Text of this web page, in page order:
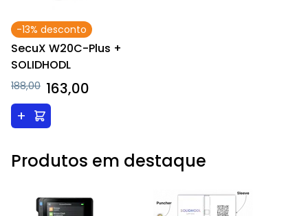
-13% desconto
SecuX W20C-Plus +
SOLIDHODL
188,00 163,00
+
Produtos em destaque